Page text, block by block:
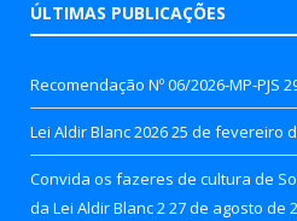
ÚLTIMAS PUBLICAÇÕES
Recomendação Nº 06/2026-MP-PJS
Lei Aldir Blanc 202625 de fevereiro
Convida os fazeres de cultura de
da Lei Aldir Blanc 227 de agosto de